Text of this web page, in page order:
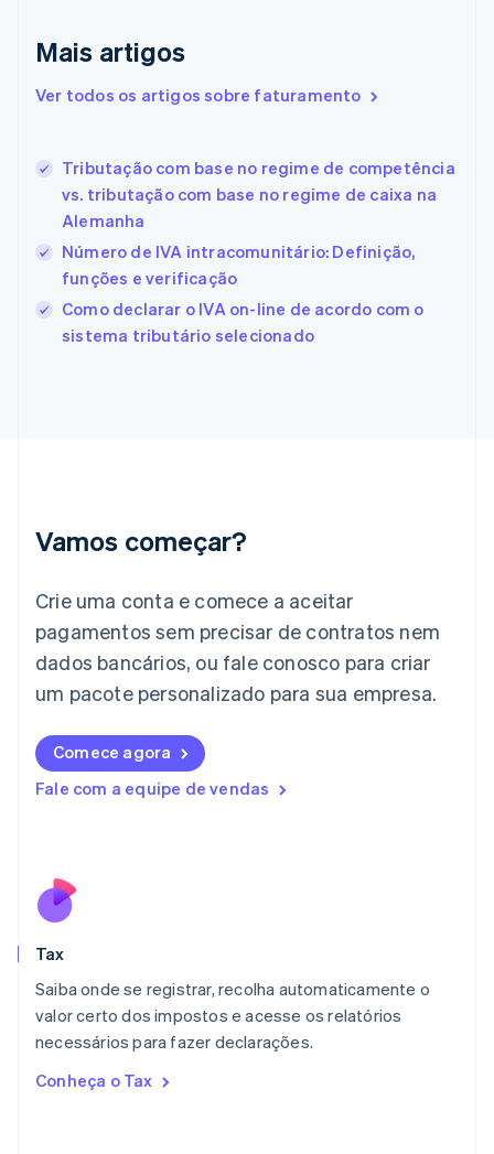
Mais artigos
Ver todos os artigos sobre faturamento
Tributação com base no regime de competência
vs. tributação com base no regime de caixa na
Alemanha
Número de IVA intracomunitário: Definição,
funções e verificação
Como declarar o IVA on-line de acordo com o
sistema tributário selecionado
Vamos começar?
Crie uma conta e comece a aceitar
pagamentos sem precisar de contratos nem
dados bancários, ou fale conosco para criar
um pacote personalizado para sua empresa.
Comece agora
Fale com a equipe de vendas
Tax
Saiba onde se registrar, recolha automaticamente o
valor certo dos impostos e acesse os relatórios
necessários para fazer declarações.
Conheça o Tax
Eslováquia
English
Eslovênia
EspañolEnglish
Estados Unidos
EnglishEspañol
Estônia
English
Finlândia
English Svenska
França
Irlanda
Itália
English
Japão
日本語English
Letônia
Liechtenstein
Deutsch English
Lituânia
English
English
Malta
Noruega
English
Nova Zelândia
Países Baixos